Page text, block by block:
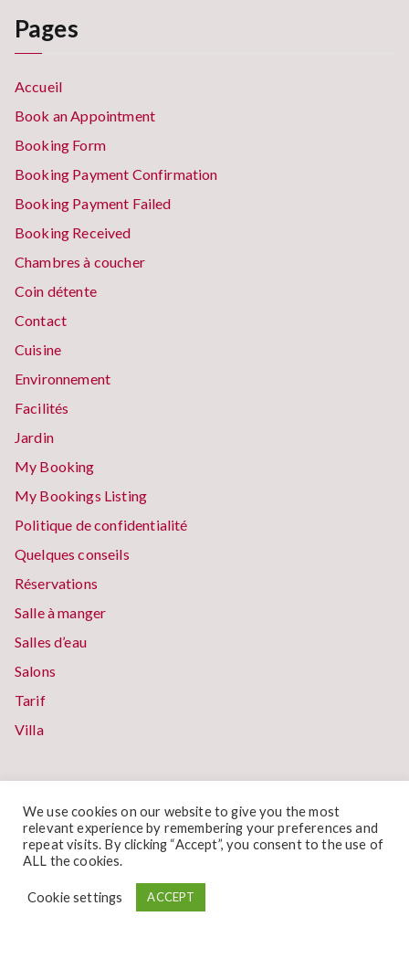
Pages
Accueil
Book an Appointment
Booking Form
Booking Payment Confirmation
Booking Payment Failed
Booking Received
Chambres à coucher
Coin détente
Contact
Cuisine
Environnement
Facilités
Jardin
My Booking
My Bookings Listing
Politique de confidentialité
Quelques conseils
Réservations
Salle à manger
Salles d’eau
Salons
Tarif
Villa
We use cookies on our website to give you the most
relevant experience by remembering your preferences and
repeat visits. By clicking “Accept”, you consent to the use of
ALL the cookies.
Cookie settings ACCEPT